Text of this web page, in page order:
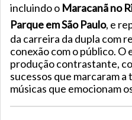
incluindo o Maracanã no
Parque em São Paulo, e
da carreira da dupla com
conexão com o público. O
produção contrastante,
sucessos que marcaram
músicas que emocionam